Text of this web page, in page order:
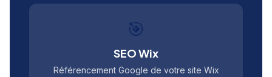
🎯
SEO Wix
Référencement Google de votre site Wix